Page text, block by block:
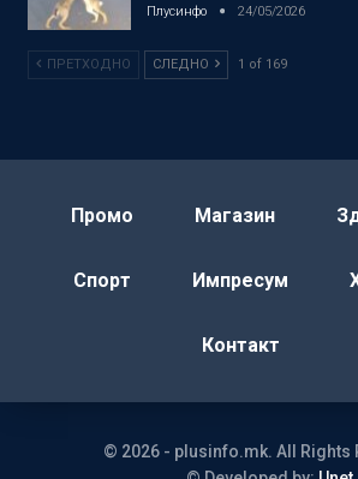
Плусинфо 24/05/2026
ПРЕТХОДНО СЛЕДНО 1 of 169
Промо Магазин
Спорт Импресум
Контакт
© 2026 - plusinfo.mk. All Rights